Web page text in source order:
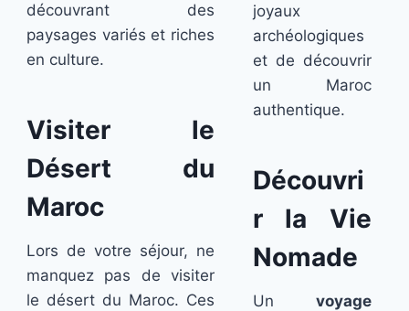
découvrant des
paysages variés et riches
en culture.
Visiter le
Désert du
Maroc
Lors de votre séjour, ne
manquez pas de visiter
le désert du Maroc. Ces
joyaux
archéologiques
et de découvrir
un Maroc
authentique.
Découvri
r la Vie
Nomade
Un voyage